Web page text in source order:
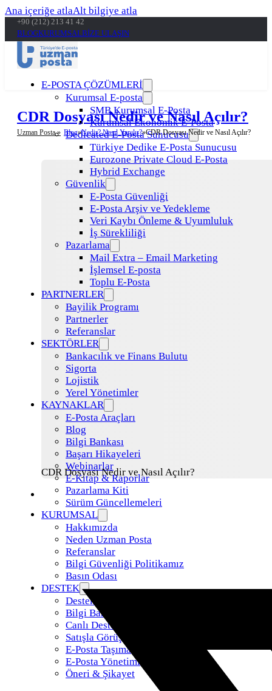
Ana içeriğe atlaAlt bilgiye atla
+90 (212) 213 41 42
BLOGKURUMSALBİZE ULAŞIN
E-POSTA ÇÖZÜMLERİ
Kurumsal E-posta
SMB Kurumsal E-Posta
Kurumsal Ekonomik E-Posta
Dedicated E-Posta Sunucusu
Türkiye Dedike E-Posta Sunucusu
Eurozone Private Cloud E-Posta
Hybrid Exchange
Güvenlik
E-Posta Güvenliği
E-Posta Arşiv ve Yedekleme
Veri Kaybı Önleme & Uyumluluk
İş Sürekliliği
Pazarlama
Mail Extra – Email Marketing
İşlemsel E-posta
Toplu E-Posta
PARTNERLER
Bayilik Programı
Partnerler
Referanslar
SEKTÖRLER
Bankacılık ve Finans Bulutu
Sigorta
Lojistik
Yerel Yönetimler
KAYNAKLAR
E-Posta Araçları
Blog
Bilgi Bankası
Başarı Hikayeleri
Webinarlar
E-Kitap & Raporlar
Pazarlama Kiti
Sürüm Güncellemeleri
KURUMSAL
Hakkımızda
Neden Uzman Posta
Referanslar
Bilgi Güvenliği Politikamız
Basın Odası
DESTEK
Destek Talebi
Bilgi Bankası
Canlı Destek
Satışla Görüş
E-Posta Taşıma
E-Posta Yönetimi
Öneri & Şikayet
CDR Dosyası Nedir ve Nasıl Açılır?
Uzman Posta » Blog Nedir? Nasıl Yapılır? CDR Dosyası Nedir ve Nasıl Açılır?
CDR Dosyası Nedir ve Nasıl Açılır?